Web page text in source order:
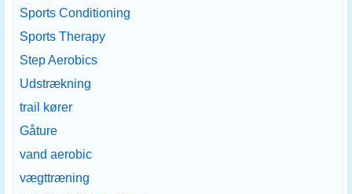
Sports Conditioning
Sports Therapy
Step Aerobics
Udstrækning
trail kører
Gåture
vand aerobic
vægttræning